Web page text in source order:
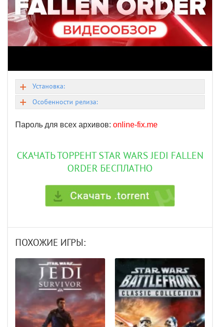
Установка:
Особенности релиза:
Пароль для всех архивов: online-fix.me
СКАЧАТЬ ТОРРЕНТ STAR WARS JEDI FALLEN
ORDER БЕСПЛАТНО
ПОХОЖИЕ ИГРЫ: